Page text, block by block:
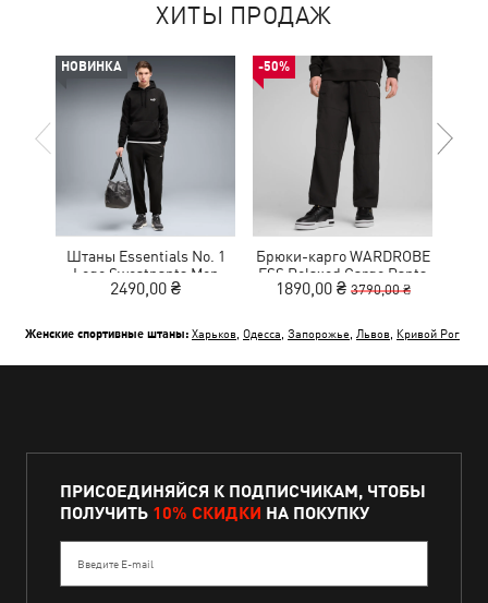
ХИТЫ ПРОДАЖ
НОВИНКА
Штаны Essentials No. 1
Logo Sweatpants Men
2490,00 ₴
-50%
Брюки-карго WARDROBE
ESS Relaxed Cargo Pants
Men
1890,00 ₴ 3790,00 ₴
Женские спортивные штаны: Харьков Одесса Запорожье Львов Кривой Рог
ПРИСОЕДИНЯЙСЯ К ПОДПИСЧИКАМ, ЧТОБЫ
ПОЛУЧИТЬ 10% СКИДКИ НА ПОКУПКУ
Введите E-mail